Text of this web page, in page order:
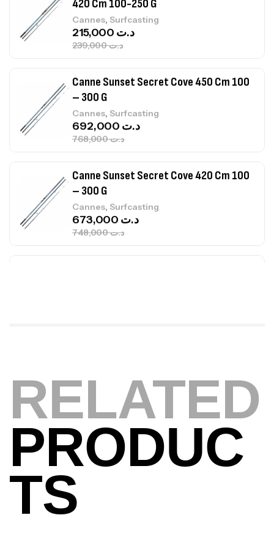
– 300 G
Cannes, Surfcasting
د.ت768,000
د.ت692,000
Canne Sunset Secret Cove 420 Cm 100
– 300 G
Cannes, Surfcasting
د.ت
د.ت 673,000
Canne Jigging Sunset Massive Attack
1.83m 120/250gr 30kg
Cannes, Jigging
د.ت 379,000
د.ت340,000
Accastillage bateau , Accessoires bateaux
د.ت
Canne Sunset Beachstriker Surf Hybrid
420 Cm 100-250 G
Cannes
RELATED
PRODUC
TS